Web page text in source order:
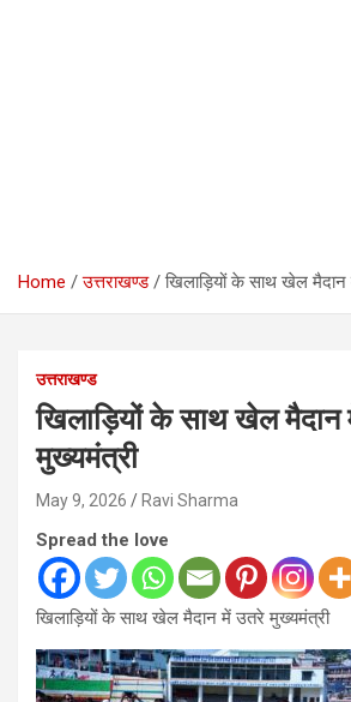
Home उत्तराखण्ड खिलाड़ियों के साथ खेल
उत्तराखण्ड
खिलाड़ियों के साथ खेल मैदान
मुख्यमंत्री
May 9, 2026 Ravi Sharma
Spread the love
खिलाड़ियों के साथ खेल मैदान में उतरे मुख्यमंत्री